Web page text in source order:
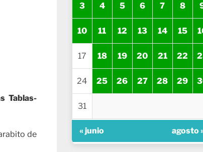
Tablas-
de
3 4 5 6 7 8
10 11 12 13 14 15
17 18 19 20 21 22
24 25 26 27 28 29
31
« junio agosto